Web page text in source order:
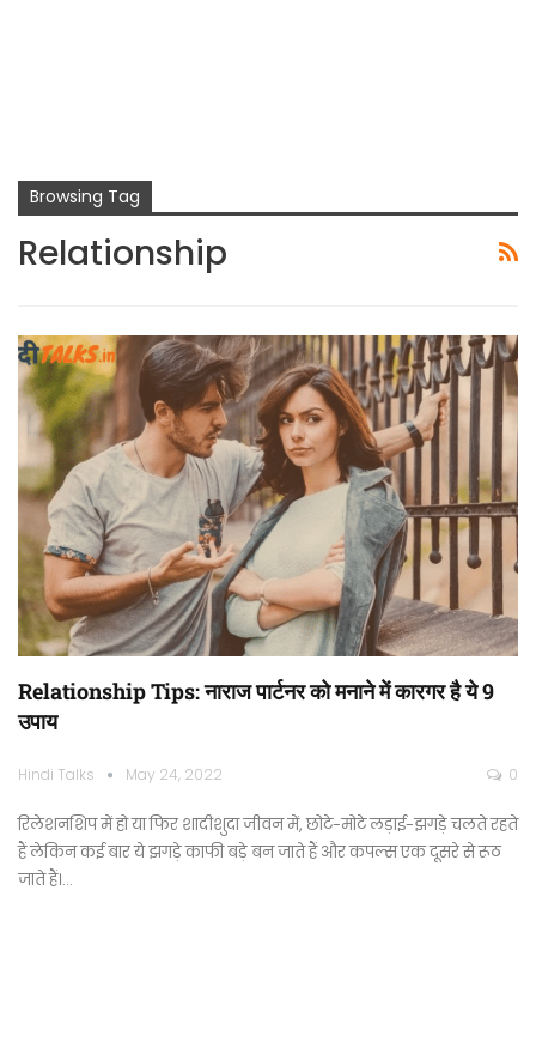
Browsing Tag
Relationship
Relationship Tips: नाराज पार्टनर को मनाने में कारगर है ये 9
उपाय
Hindi Talks May 24, 2022 0
रिलेशनशिप में हो या फिर शादीशुदा जीवन में, छोटे-मोटे लड़ाई-झगड़े चलते रहते
हैं लेकिन कई बार ये झगड़े काफी बड़े बन जाते हैं और कपल्स एक दूसरे से रूठ
जाते हैं।…